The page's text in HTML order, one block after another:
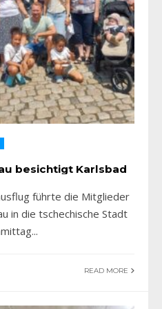
besichtigt Karlsbad
führte die Mitglieder
in die tschechische Stadt
...
READ MORE